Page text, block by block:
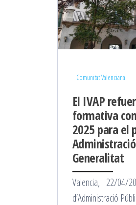
Comunitat Valenciana
El IVAP
formativa
2025 para el
Generalitat
Valencia, 22/04/
d’Administració